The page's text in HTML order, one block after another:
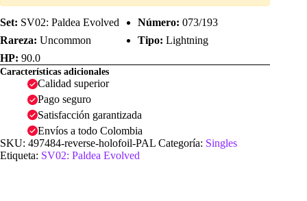
Set: SV02: Paldea Evolved Número: 073/193
Rareza: Uncommon Tipo: Lightning
HP: 90.0
Características adicionales
Calidad superior
Pago seguro
Satisfacción garantizada
Envíos a todo Colombia
SKU: 497484-reverse-holofoil-PAL Categoría: Singles
Etiqueta: SV02: Paldea Evolved